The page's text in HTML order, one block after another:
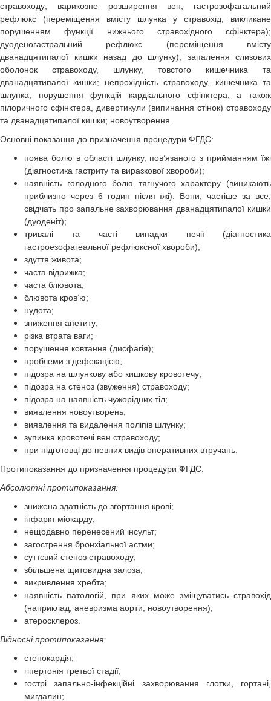
стравоходу; варикозне розширення вен; гастрозофагальний
рефлюкс (переміщення вмісту шлунка у стравохід, викликане
порушенням функції нижнього стравохідного сфінктера);
дуоденогастральний рефлюкс (переміщення вмісту
дванадцятипалої кишки назад до шлунку); запалення слизових
оболонок стравоходу, шлунку, товстого кишечника та
дванадцятипалої кишки; непрохідність стравоходу, кишечника та
шлунка; порушення функцій кардіального сфінктера, а також
пілоричного сфінктера, дивертикули (випинання стінок) стравоходу
та дванадцятипалої кишки; новоутворення.
Основні показання до призначення процедури ФГДС:
поява болю в області шлунку, пов’язаного з прийманням їжі
(діагностика гастриту та виразкової хвороби);
наявність голодного болю тягнучого характеру (виникають
приблизно через 6 годин після їжі). Вони, частіше за все,
свідчать про запальне захворювання дванадцятипалої кишки
(дуоденіт);
тривалі та часті випадки печії (діагностика
гастроезофагеальної рефлюксної хвороби);
здуття живота;
часта відрижка;
часта блювота;
блювота кров’ю;
нудота;
зниження апетиту;
різка втрата ваги;
порушення ковтання (дисфагія);
проблеми з дефекацією;
підозра на шлункову або кишкову кровотечу;
підозра на стеноз (звуження) стравоходу;
підозра на наявність чужорідних тіл;
виявлення новоутворень;
виявлення та видалення поліпів шлунку;
зупинка кровотечі вен стравоходу;
при підготовці до певних видів оперативних втручань.
Протипоказання до призначення процедури ФГДС:
Абсолютні протипоказання:
знижена здатність до згортання крові;
інфаркт міокарду;
нещодавно перенесений інсульт;
загострення бронхіальної астми;
суттєвий стеноз стравоходу;
збільшена щитовидна залоза;
викривлення хребта;
наявність патологій, при яких може зміщуватись стравохід
(наприклад, аневризма аорти, новоутворення);
атеросклероз.
Відносні протипоказання:
стенокардія;
гіпертонія третьої стадії;
гострі запально-інфекційні захворювання глотки, гортані,
мигдалин;